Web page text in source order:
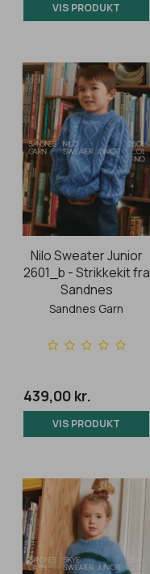
VIS PRODUKT
Nilo Sweater Junior
2601_b - Strikkekit fra
Sandnes
Sandnes Garn
439,00 kr.
VIS PRODUKT